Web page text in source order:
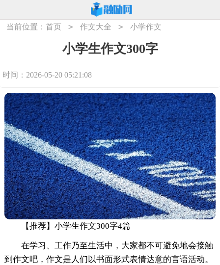
当前位置：首页 > 作文大全 > 小学作文
小学生作文300字
时间：2026-05-20 05:21:08
【推荐】小学生作文300字4篇
在学习、工作乃至生活中，大家都不可避免地会接触
到作文吧，作文是人们以书面形式表情达意的言语活动。